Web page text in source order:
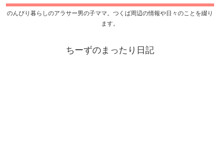
のんびり暮らしのアラサー男の子ママ。つくば周辺の情報や日々のことを綴り
ます。
ちーずのまったり日記